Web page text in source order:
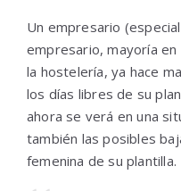
Un empresario
empresario, mayoría
la hostelería, ya hace
los días libres de su
ahora se verá en una
también las posibles
femenina de su plantilla.